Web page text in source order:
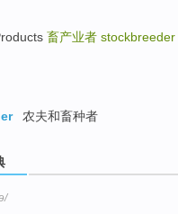
畜产业者 stockbreeder
农夫和畜种者